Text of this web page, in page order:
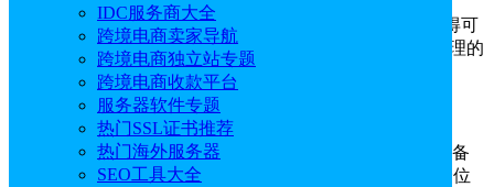
IDC服务商大全
跨境电商卖家导航
跨境电商独立站专题
跨境电商收款平台
服务器软件专题
热门SSL证书推荐
热门海外服务器
SEO工具大全
Hostinger Magento主机最适合预算有限，但又希望获得可
靠的VPS性能和AI辅助服务器管理，同时又乐于在自行管理的
托管环境中操作的店主。
点击进入：Hostinger官网
HostingerMagento VPS主机采用KVM虚拟化技术，配备
AMD EPYC处理器和NVMe SSD存储，其硬件性能在同价位